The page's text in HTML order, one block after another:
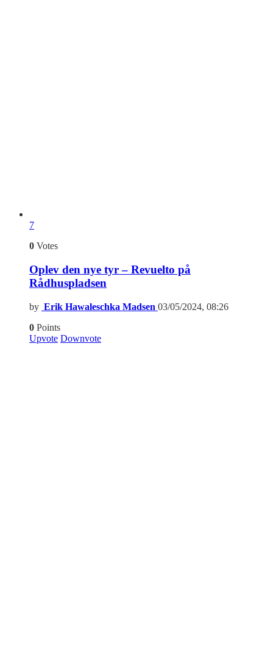
7
0 Votes
Oplev den nye tyr – Revuelto på
Rådhuspladsen
by Erik Hawaleschka Madsen 03/05/2024, 08:26
0 Points
Upvote Downvote